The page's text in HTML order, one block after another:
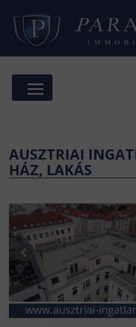
AUSZTRIAI
HÁZ, LAKÁS